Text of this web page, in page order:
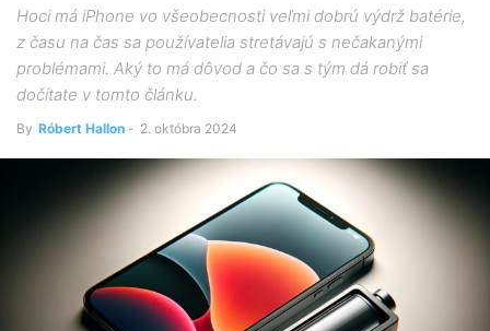
Hoci má iPhone vo všeobecnosti veľmi dobrú výdrž batérie,
z času na čas sa používatelia stretávajú s nečakanými
problémami. Aký to má dôvod a čo sa s tým dá robiť sa
dočítate v tomto článku.
By Róbert Hallon - 2. októbra 2024